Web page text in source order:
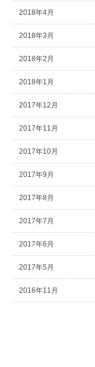
2018年4月
2018年3月
2018年2月
2018年1月
2017年12月
2017年11月
2017年10月
2017年9月
2017年8月
2017年7月
2017年6月
2017年5月
2016年11月